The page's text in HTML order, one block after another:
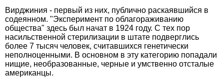
Вирджиния - первый из них, публично раскаявшийся в
содеянном. "Эксперимент по облагораживанию
общества" здесь был начат в 1924 году. С тех пор
насильственной стерилизации в штате подверглись
более 7 тысяч человек, считавшихся генетически
неполноценными. В основном в эту категорию попадали
нищие, необразованные, черные и умственно отсталые
американцы.